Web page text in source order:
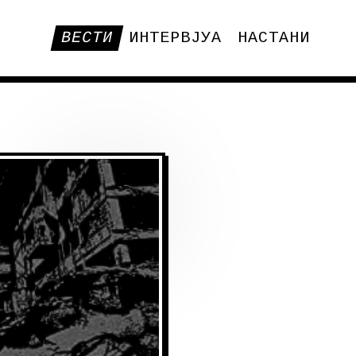
ВЕСТИ ИНТЕРВЈУА НАСТАНИ